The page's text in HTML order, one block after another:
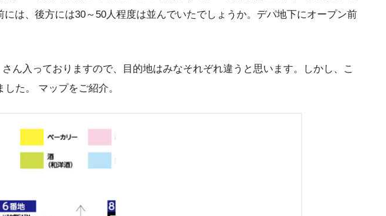
は、後方には30～50人程度は並んでいたでしょうか。デパ地下にオープン前
ん入っておりますので、目的地はみなそれぞれ違うと思います。しかし、こ
た。 マップをご紹介。